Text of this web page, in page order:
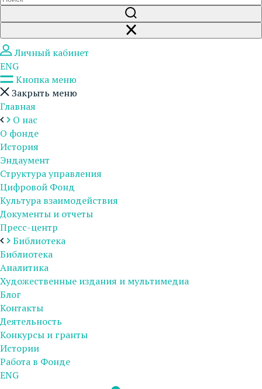
Личный кабинет
ENG
Кнопка меню
Закрыть меню
Главная
О нас
О фонде
История
Эндаумент
Структура управления
Цифровой Фонд
Культура взаимодействия
Документы и отчеты
Пресс-центр
Библиотека
Библиотека
Аналитика
Художественные издания и мультимедиа
Блог
Контакты
Деятельность
Конкурсы и гранты
Истории
Работа в Фонде
ENG